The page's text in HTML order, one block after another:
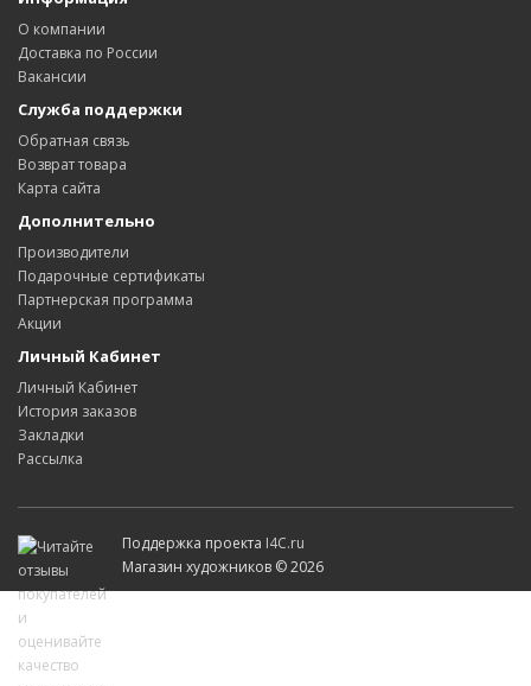
О компании
Доставка по России
Вакансии
Служба поддержки
Обратная связь
Возврат товара
Карта сайта
Дополнительно
Производители
Подарочные сертификаты
Партнерская программа
Акции
Личный Кабинет
Личный Кабинет
История заказов
Закладки
Рассылка
Поддержка проекта I4C.ru
Магазин художников © 2026